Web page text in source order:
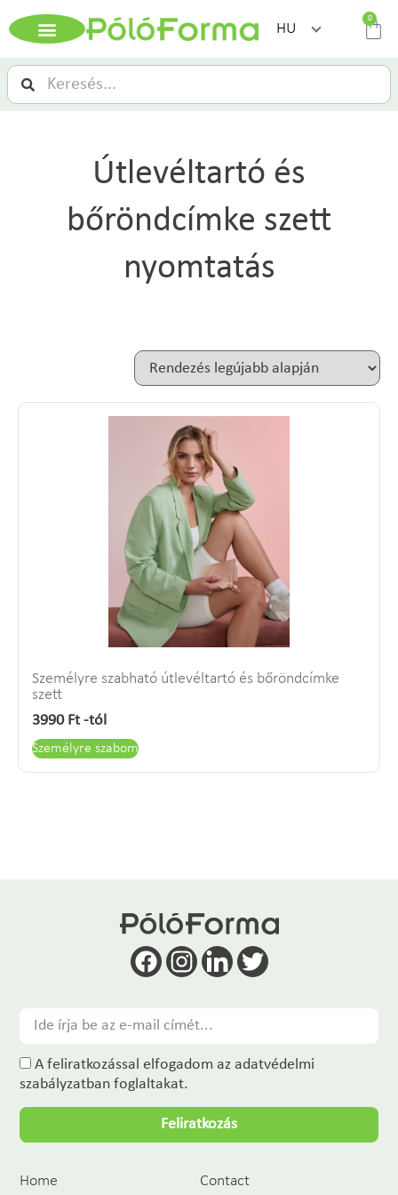
HU
0
Útlevéltartó és
bőröndcímke szett
nyomtatás
Személyre szabható útlevéltartó és bőröndcímke
szett
3990 Ft-tól
Személyre szabom
A feliratkozással elfogadom az adatvédelmi
szabályzatban foglaltakat.
Feliratkozás
Home Contact